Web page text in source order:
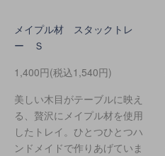
メイプル材 スタックトレ
ー Ｓ
1,400円(税込1,540円)
美しい木目がテーブルに映え
る、贅沢にメイプル材を使用
したトレイ。ひとつひとつハ
ンドメイドで作りあげていま